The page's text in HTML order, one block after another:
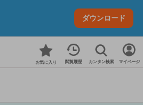
ダウンロード
お気に入り 閲覧履歴 カンタン検索 マイページ